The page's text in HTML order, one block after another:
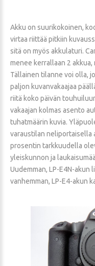
Akku on suurikokoinen,
virtaa riittää pitkiin
sitä on myös akkulaturi.
menee kerrallaan 2
Tällainen tilanne voi olla,
paljon kuvanvakaajaa
riitä koko päivän
vakaajan kolmas asento
tuhatmäärin kuvia.
varaustilan neliportaisella
prosentin tarkkuudella
yleiskunnon ja
Uudemman, LP-E4N-akun
vanhemman, LP-E4-akun